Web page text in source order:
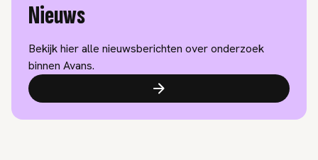
Nieuws
Bekijk hier alle nieuwsberichten over onderzoek
binnen Avans.